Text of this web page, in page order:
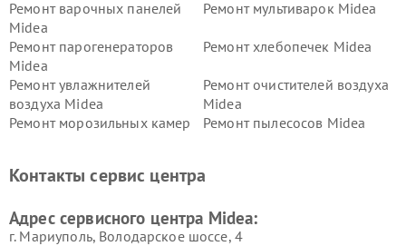
Ремонт варочных панелей
Midea
Ремонт мультиварок Midea
Ремонт парогенераторов
Midea
Ремонт хлебопечек Midea
Ремонт увлажнителей
воздуха Midea
Ремонт очистителей воздуха
Midea
Ремонт морозильных камер
Ремонт пылесосов Midea
пылесосов Midea
Midea
Контакты сервис центра
Адрес сервисного центра Midea:
г. Мариуполь, Володарское шоссе, 4